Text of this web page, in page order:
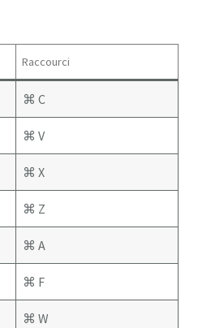
Raccourci
⌘ C
⌘ V
⌘ X
⌘ Z
⌘ A
⌘ F
⌘ W